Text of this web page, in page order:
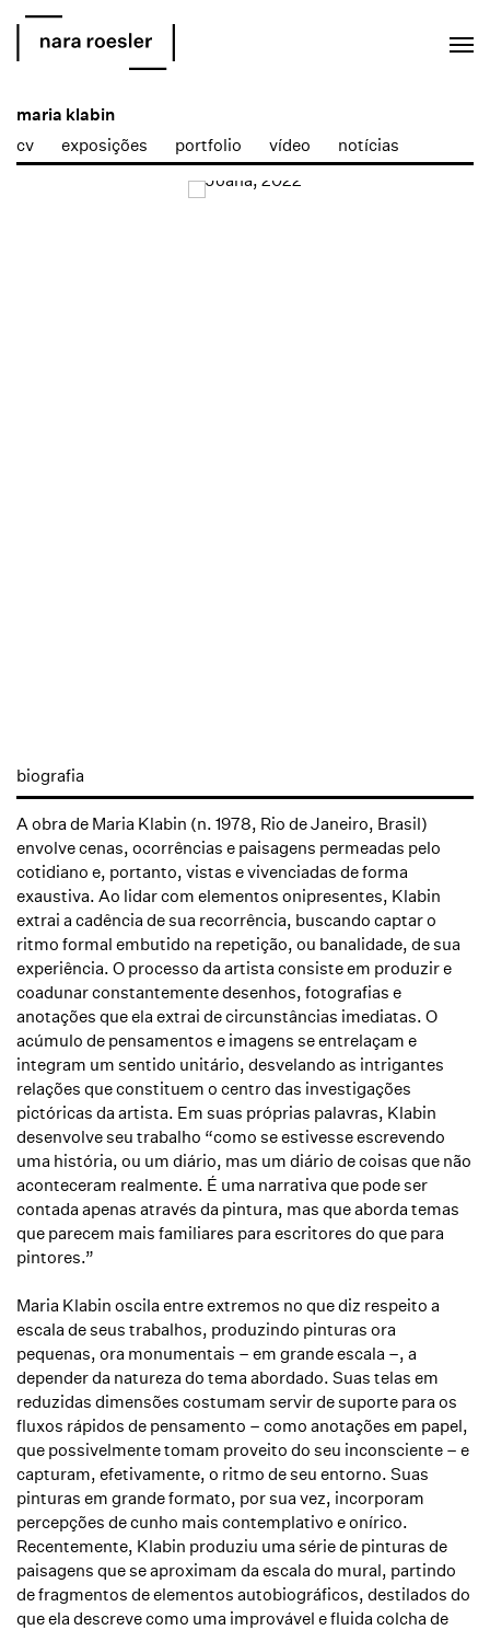
maria klabin
cv
exposições portfolio vídeo
notícias
Open a larger version of the following image in a popup:
biografia
A obra de Maria Klabin (n. 1978, Rio de Janeiro, Brasil)
envolve cenas, ocorrências e paisagens permeadas pelo
cotidiano e, portanto, vistas e vivenciadas de forma
exaustiva. Ao lidar com elementos onipresentes, Klabin
extrai a cadência de sua recorrência, buscando captar o
ritmo formal embutido na repetição, ou banalidade, de sua
experiência. O processo da artista consiste em produzir e
coadunar constantemente desenhos, fotografias e
anotações que ela extrai de circunstâncias imediatas. O
acúmulo de pensamentos e imagens se entrelaçam e
integram um sentido unitário, desvelando as intrigantes
relações que constituem o centro das investigações
pictóricas da artista. Em suas próprias palavras, Klabin
desenvolve seu trabalho “como se estivesse escrevendo
uma história, ou um diário, mas um diário de coisas que não
aconteceram realmente. É uma narrativa que pode ser
contada apenas através da pintura, mas que aborda temas
que parecem mais familiares para escritores do que para
pintores.”
Maria Klabin oscila entre extremos no que diz respeito a
escala de seus trabalhos, produzindo pinturas ora
pequenas, ora monumentais – em grande escala –, a
depender da natureza do tema abordado. Suas telas em
reduzidas dimensões costumam servir de suporte para os
fluxos rápidos de pensamento – como anotações em papel,
que possivelmente tomam proveito do seu inconsciente – e
capturam, efetivamente, o ritmo de seu entorno. Suas
pinturas em grande formato, por sua vez, incorporam
percepções de cunho mais contemplativo e onírico.
Recentemente, Klabin produziu uma série de pinturas de
paisagens que se aproximam da escala do mural, partindo
de fragmentos de elementos autobiográficos, destilados do
que ela descreve como uma improvável e fluida colcha de